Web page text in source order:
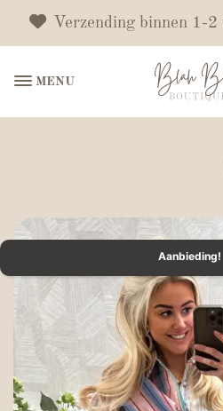
Verzending binnen 1-2
MENU
Aanbieding!